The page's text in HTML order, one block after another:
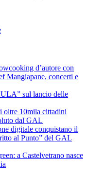
d’autore con
Mangiapane, concerti e
sul lancio delle
oltre 10mila cittadini
dal GAL
digitale conquistano il
al Punto” del GAL
a Castelvetrano nasce